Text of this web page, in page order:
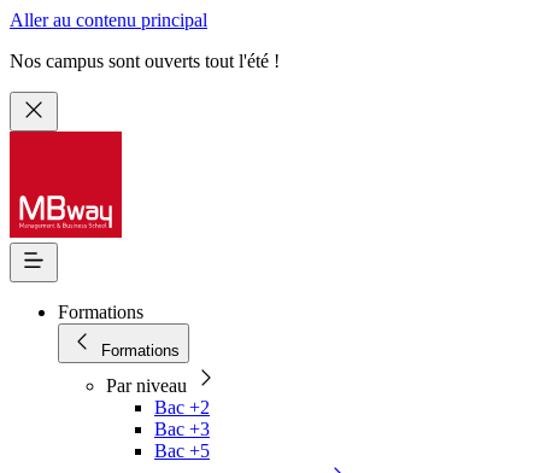
Aller au contenu principal
Nos campus sont ouverts tout l'été !
Formations
Formations
Par niveau
Bac +2
Bac +3
Bac +5